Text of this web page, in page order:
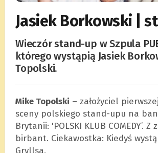
Jasiek Borkowski |
Wieczór stand-up w Szpula
którego wystąpią Jasiek
Topolski.
Mike Topolski – założyciel
sceny polskiego stand-upu na
Brytanii: 'POLSKI KLUB COMEDY’. Z
birbant. Ciekawostka: Kiedyś
Gryllsa.